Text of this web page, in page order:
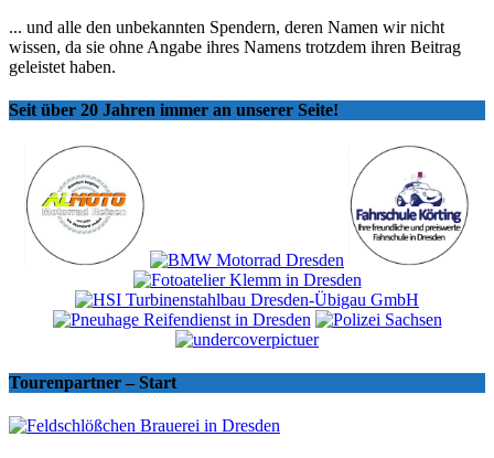
... und alle den unbekannten Spendern, deren Namen wir nicht
wissen, da sie ohne Angabe ihres Namens trotzdem ihren Beitrag
geleistet haben.
Seit über 20 Jahren immer an unserer Seite!
Tourenpartner – Start